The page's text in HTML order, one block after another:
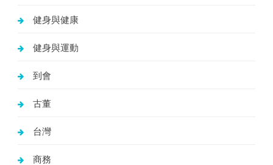
健身與健康
健身與運動
到會
古董
台灣
商務